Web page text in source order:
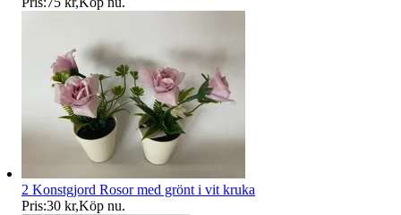
2 Konstgjord Rosor med grönt i vit kruka
Pris:30 kr,Köp nu.